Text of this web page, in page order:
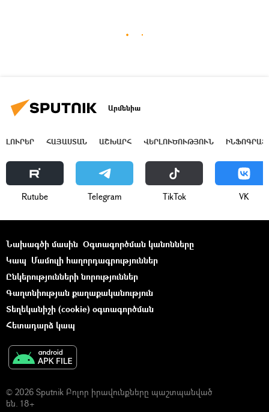
Արմենիա
ԼՈՒՐԵՐ ՀԱՅԱՍՏԱՆ ԱՇԽԱՐՀ ՎԵՐԼՈՒԾՈՒԹՅՈՒՆ
Rutube Telegram ТikТоk VK
Նախագծի մասին Օգտագործման կանոնները
Կապ Մամուլի հաղորդագրություններ
Ընկերությունների նորություններ
Գաղտնիության քաղաքականություն
Տեղեկանիշի (cookie) օգտագործման
Հետադարձ կապ
© 2026 Sputnik Բոլոր իրավունքները պաշտպանված
են. 18+